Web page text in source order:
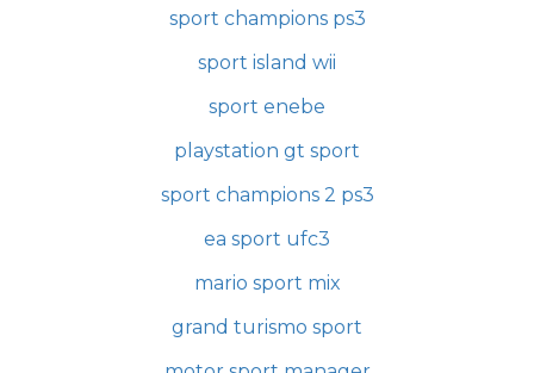
sport champions ps3
sport island wii
sport enebe
playstation gt sport
sport champions 2 ps3
ea sport ufc3
mario sport mix
grand turismo sport